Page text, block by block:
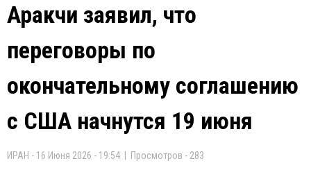
Аракчи заявил, что
переговоры по
окончательному соглашению
с США начнутся 19 июня
ИРАН - 16 Июня 2026 - 19:54 | Просмотров - 283